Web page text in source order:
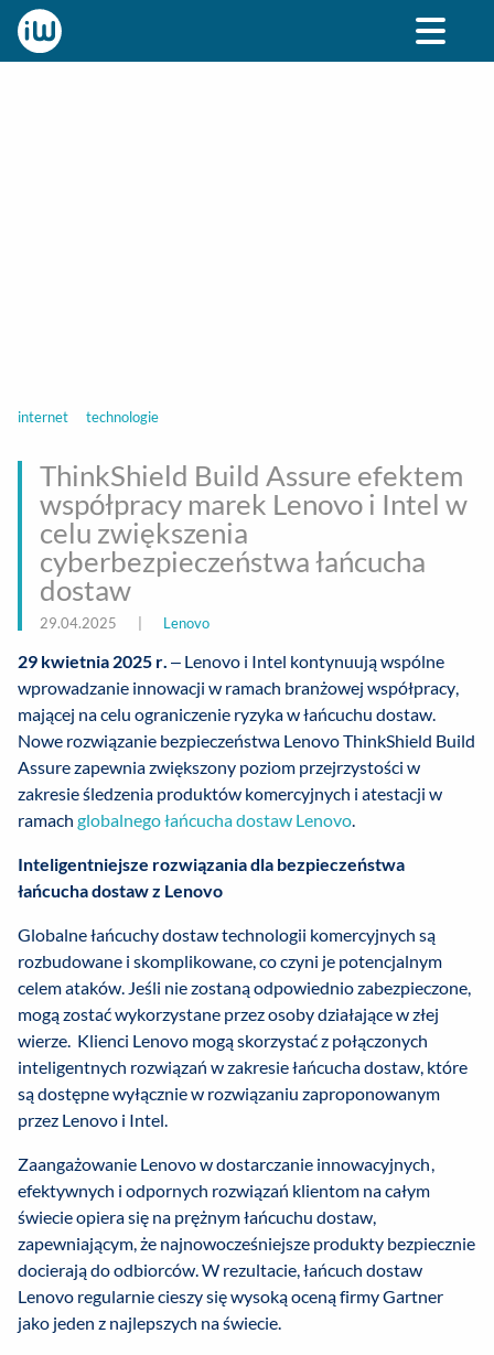
internet technologie
ThinkShield Build Assure efektem
współpracy marek Lenovo i Intel w
celu zwiększenia
cyberbezpieczeństwa łańcucha
dostaw
29.04.2025 Lenovo
29 kwietnia 2025 r. – Lenovo i Intel kontynuują wspólne
wprowadzanie innowacji w ramach branżowej współpracy,
mającej na celu ograniczenie ryzyka w łańcuchu dostaw.
Nowe rozwiązanie bezpieczeństwa Lenovo ThinkShield Build
Assure zapewnia zwiększony poziom przejrzystości w
zakresie śledzenia produktów komercyjnych i atestacji w
ramach globalnego łańcucha dostaw Lenovo.
Inteligentniejsze rozwiązania dla bezpieczeństwa
łańcucha dostaw z Lenovo
Globalne łańcuchy dostaw technologii komercyjnych są
rozbudowane i skomplikowane, co czyni je potencjalnym
celem ataków. Jeśli nie zostaną odpowiednio zabezpieczone,
mogą zostać wykorzystane przez osoby działające w złej
wierze. Klienci Lenovo mogą skorzystać z połączonych
inteligentnych rozwiązań w zakresie łańcucha dostaw, które
są dostępne wyłącznie w rozwiązaniu zaproponowanym
przez Lenovo i Intel.
Zaangażowanie Lenovo w dostarczanie innowacyjnych,
efektywnych i odpornych rozwiązań klientom na całym
świecie opiera się na prężnym łańcuchu dostaw,
zapewniającym, że najnowocześniejsze produkty bezpiecznie
docierają do odbiorców. W rezultacie, łańcuch dostaw
Lenovo regularnie cieszy się wysoką oceną firmy Gartner
jako jeden z najlepszych na świecie.